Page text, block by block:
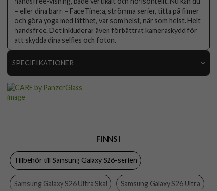
– eller dina barn – FaceTime:a, strömma serier, titta på filmer
och göra yoga med lätthet, var som helst, när som helst. Helt
handsfree. Det inkluderar även förbättrat kameraskydd för
att skydda dina selfies och foton.
SPECIFIKATIONER
Artikelnummer
Passar till
MagSafe-kompatibel, Stativfunktion
Färg
Material Hårdplast (PC), Mjukplast (TPU)
Varumärke CARE by PanzerGlass
FINNS I
Tillbehör till Samsung Galaxy S26-serien
Samsung Galaxy S26 Ultra Skal Samsung Galaxy S26 Ultra